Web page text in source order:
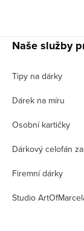
Naše služby
Tipy na dárky
Dárek na míru
Osobní kartičky
Dárkový celofán
Firemní dárky
Studio